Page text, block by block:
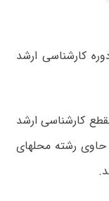
کارشناسی ارشد
کارشناسی ارشد
کارشناسی ارشد حاوی رشته محلهای